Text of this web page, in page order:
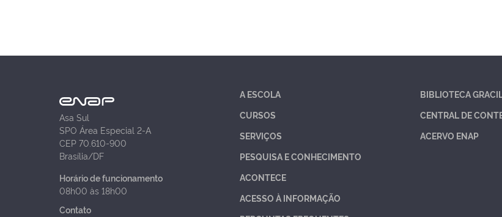
Asa Sul
SPO Área Especial 2-A
CEP 70.610-900
Brasília/DF
Horário de funcionamento
08h00 às 18h00
Contato
A ESCOLA
CURSOS
SERVIÇOS
PESQUISA E CONHECIMENTO
ACONTECE
ACESSO À INFORMAÇÃO
BIBLIOTECA
CENTRAL DE
ACERVO ENAP